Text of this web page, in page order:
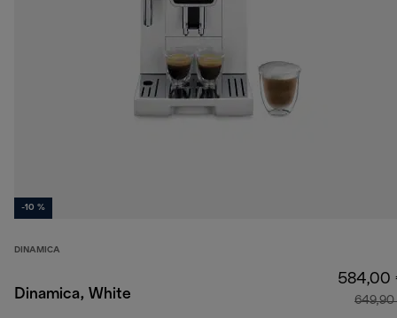
-10 %
DINAMICA
Dinamica, White
584,00